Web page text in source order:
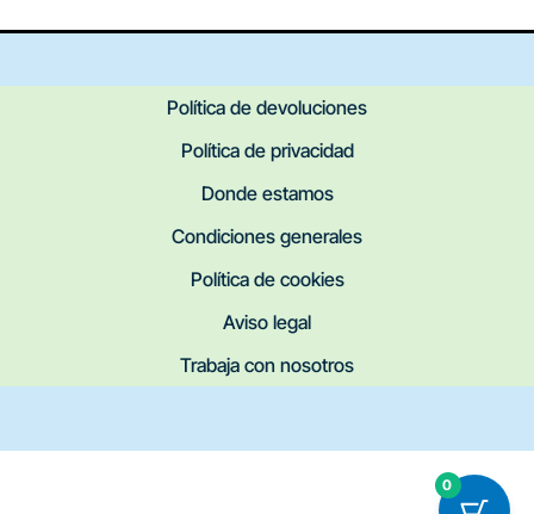
Política de devoluciones
Política de privacidad
Donde estamos
Condiciones generales
Política de cookies
Aviso legal
Trabaja con nosotros
0